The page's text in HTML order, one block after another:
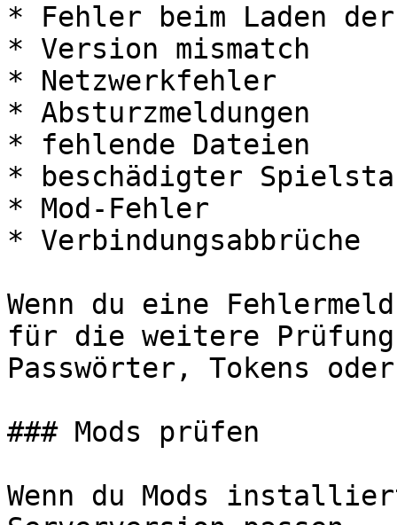
* Fehler beim Laden
* Version mismatch
* Netzwerkfehler
* Absturzmeldungen
* fehlende Dateien
* beschädigter
* Mod-Fehler
* Verbindungsabbrüche
Wenn du eine
für die weitere
Passwörter, Tokens
### Mods prüfen
Wenn du Mods